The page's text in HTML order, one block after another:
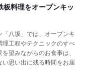
板料理をオープンキッ
八坂」では、オープンキ
理工程やテクニックのすべ
望みながらのお食事は、
思い出に残る時間をお届